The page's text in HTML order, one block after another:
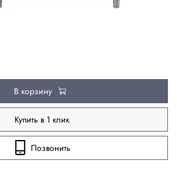
В корзину
Купить в 1 клик
Позвонить